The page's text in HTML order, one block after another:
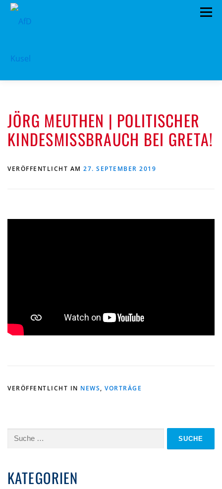
Zum
Inhalt
Menü
PROGRAMM KONTAKT
MITGLIED WERDEN SPENDEN IMPRESSUM
JÖRG MEUTHEN | POLITISCHER
KINDESMISSBRAUCH BEI GRETA!
VERÖFFENTLICHT AM 27. SEPTEMBER 2019
VERÖFFENTLICHT IN NEWS, VORTRÄGE
Suche
KATEGORIEN